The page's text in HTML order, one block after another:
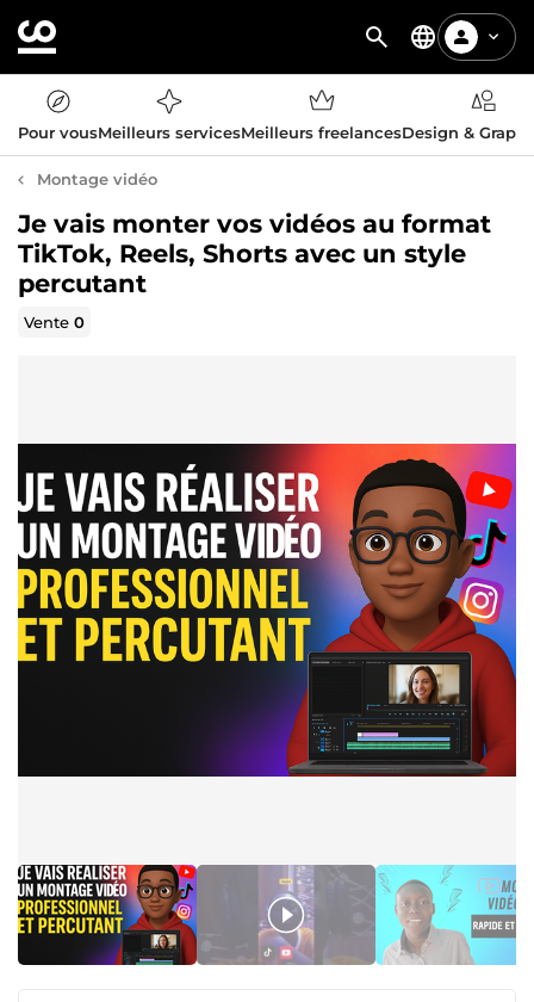
Pour vousMeilleurs servicesMeilleurs freelancesDesign &
Montage vidéo
Je vais monter vos vidéos au format
TikTok, Reels, Shorts avec un style
percutant
Vente0